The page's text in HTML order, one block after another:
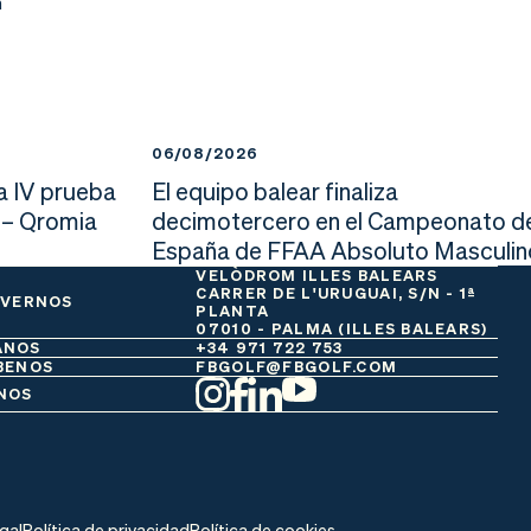
IV prueba
Qromia
06/08/2026
El equipo balear finaliza
decimotercero en el Campeonato
España de FFAA Absoluto
VELÒDROM ILLES BALEARS
CARRER DE L'URUGUAI, S/N - 1ª
PLANTA
07010 - PALMA (ILLES BALEARS)
+34 971 722 753
FBGOLF@FBGOLF.COM